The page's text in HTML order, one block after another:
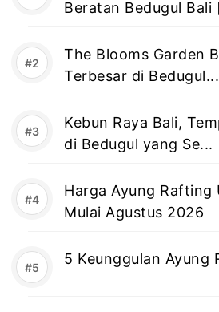
Beratan Bedugul Bali
The Blooms Garden
Terbesar di Bedugul...
Kebun Raya Bali,
di Bedugul yang Se...
Harga Ayung Rafting
Mulai Agustus 2026
5 Keunggulan Ayung